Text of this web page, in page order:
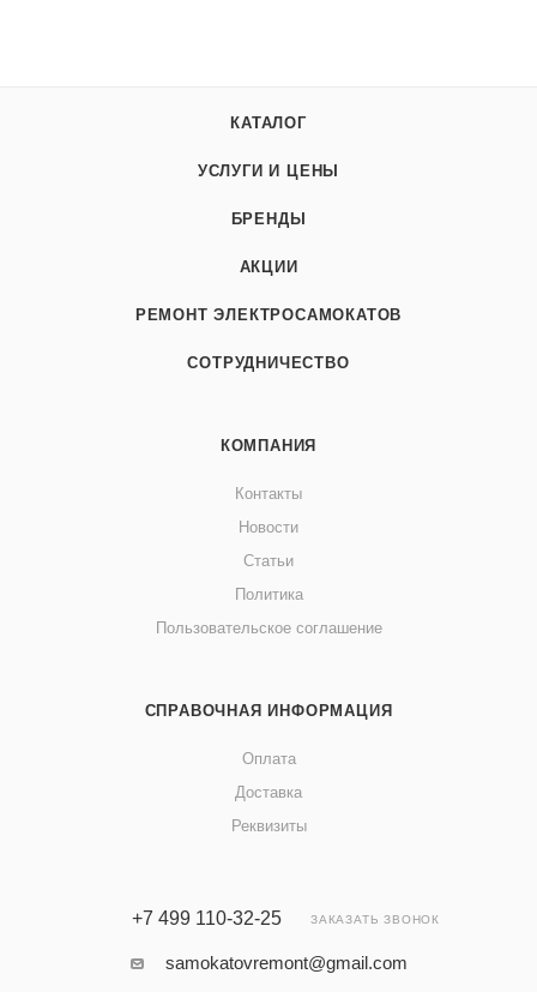
КАТАЛОГ
УСЛУГИ И ЦЕНЫ
БРЕНДЫ
АКЦИИ
РЕМОНТ ЭЛЕКТРОСАМОКАТОВ
СОТРУДНИЧЕСТВО
КОМПАНИЯ
Контакты
Новости
Статьи
Политика
Пользовательское соглашение
СПРАВОЧНАЯ ИНФОРМАЦИЯ
Оплата
Доставка
Реквизиты
+7 499 110-32-25 ЗАКАЗАТЬ ЗВОНОК
samokatovremont@gmail.com